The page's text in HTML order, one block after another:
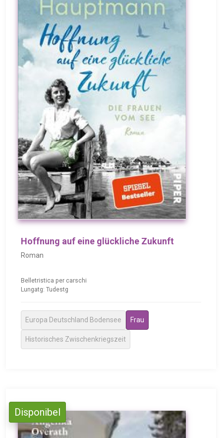
Hoffnung auf eine glückliche Zukunft
Roman
Belletristica per carschi
Lungatg: Tudestg
Europa Deutschland Bodensee Frau
Historisches Zwischenkriegszeit
Disponibel